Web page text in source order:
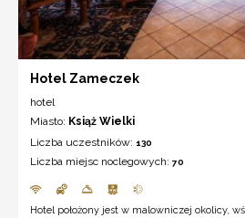
Hotel Zameczek
hotel
Miasto: Książ Wielki
Liczba uczestników: 130
Liczba miejsc noclegowych: 70
Hotel położony jest w malowniczej okolicy,